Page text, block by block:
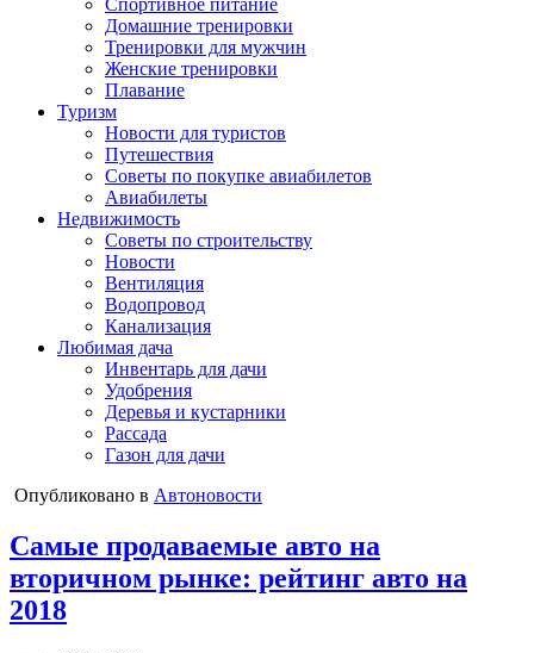
Спортивное питание
Домашние тренировки
Тренировки для мужчин
Женские тренировки
Плавание
Туризм
Новости для туристов
Путешествия
Советы по покупке авиабилетов
Авиабилеты
Недвижимость
Советы по строительству
Новости
Вентиляция
Водопровод
Канализация
Любимая дача
Инвентарь для дачи
Удобрения
Деревья и кустарники
Рассада
Газон для дачи
Опубликовано в Автоновости
Самые продаваемые авто на
вторичном рынке: рейтинг авто на
2018